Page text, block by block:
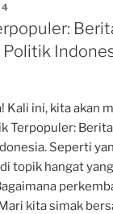
Kali ini, kita akan
Terpopuler:
Seperti
topik hangat
kita simak